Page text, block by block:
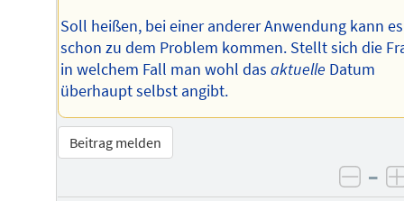
Soll heißen, bei einer anderer Anwendung kann es
schon zu dem Problem kommen. Stellt sich die
in welchem Fall man wohl dasaktuelle Datum
überhaupt selbst angibt.
Beitrag melden
–